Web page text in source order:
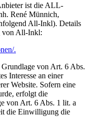
ist die ALL-
René Münnich,
All-Inkl). Details
von All-Inkl:
.
von Art. 6 Abs.
Interesse an einer
Website. Sofern eine
erfolgt die
von Art. 6 Abs. 1 lit. a
die Einwilligung die